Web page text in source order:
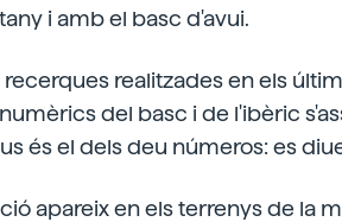
i amb el basc d'avui.
recerques realitzades en els
del basc i de l'ibèric
és el dels deu números: es
apareix en els terrenys de la